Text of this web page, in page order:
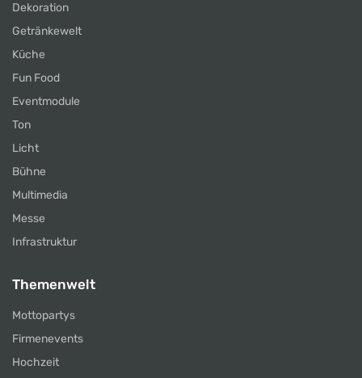
Dekoration
Getränkewelt
Küche
Fun Food
Eventmodule
Ton
Licht
Bühne
Multimedia
Messe
Infrastruktur
Themenwelt
Mottopartys
Firmenevents
Hochzeit